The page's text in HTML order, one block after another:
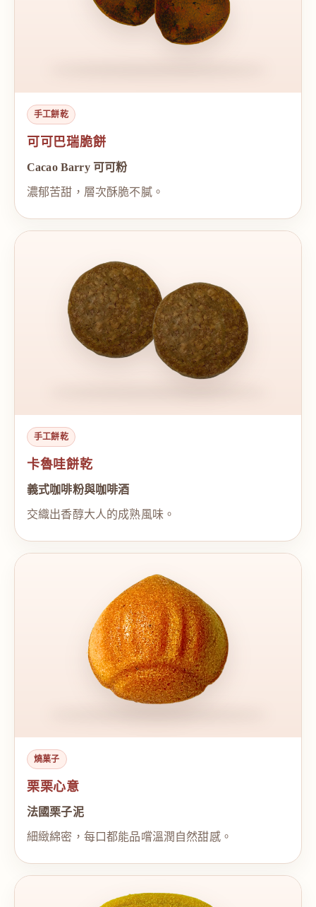
手工餅乾
可可巴瑞脆餅
Cacao Barry 可可粉
濃郁苦甜，層次酥脆不膩。
手工餅乾
卡魯哇餅乾
義式咖啡粉與咖啡酒
交織出香醇大人的成熟風味。
燒菓子
栗栗心意
法國栗子泥
細緻綿密，每口都能品嚐溫潤自然甜感。